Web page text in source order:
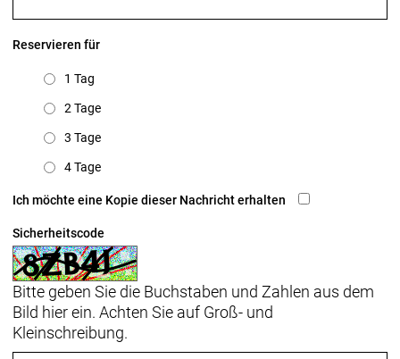
Reservieren für
1 Tag
2 Tage
3 Tage
4 Tage
Ich möchte eine Kopie dieser Nachricht erhalten
Sicherheitscode
Bitte geben Sie die Buchstaben und Zahlen aus dem
Bild hier ein. Achten Sie auf Groß- und
Kleinschreibung.